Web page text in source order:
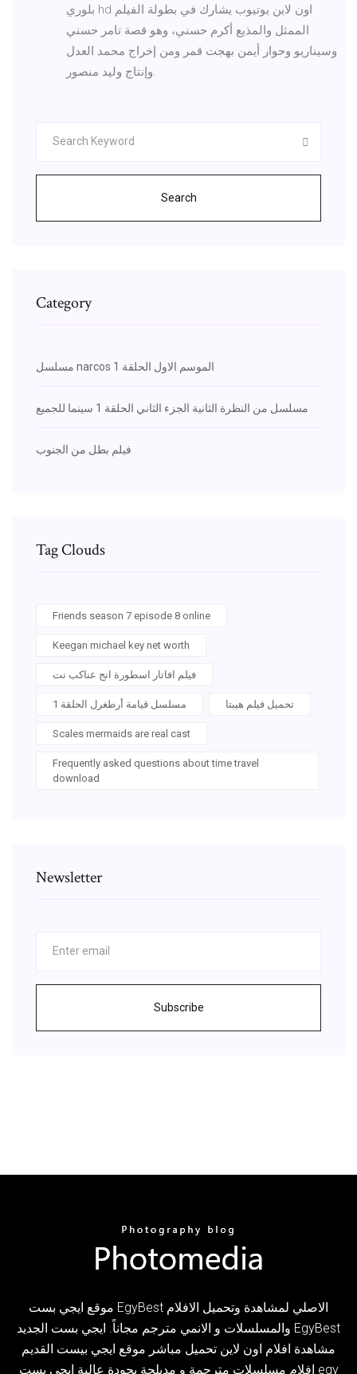
بلوري hd اون لاين يوتيوب يشارك في بطولة الفيلم
الممثل والمذيع أكرم حسني، وهو قصة تامر حسني
وسيناريو وحوار أيمن بهجت قمر ومن إخراج محمد العدل
وإنتاج وليد منصور.
Search
Category
مسلسل narcos الموسم الاول الحلقة 1
مسلسل من النظرة الثانية الجزء الثاني الحلقة 1 سينما للجميع
فيلم بطل من الجنوب
Tag Clouds
Friends season 7 episode 8 online
Keegan michael key net worth
فيلم افاتار اسطورة انج عناكب نت
مسلسل قيامة أرطغرل الحلقة 1 تحميل فيلم هيبتا
Scales mermaids are real cast
Frequently asked questions about time travel
download
Newsletter
Subscribe
موقع ايجي بست EgyBest الاصلي لمشاهدة وتحميل الافلام
والمسلسلات و الانمي مترجم مجاناً. ايجي بست الجديد EgyBest
مشاهدة افلام اون لاين تحميل مباشر موقع ايجي بيست القديم
افلام مسلسلات مترجمة و مدبلجة بجودة عالية ايجي بست egy